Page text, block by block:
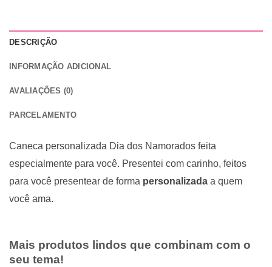
DESCRIÇÃO
INFORMAÇÃO ADICIONAL
AVALIAÇÕES (0)
PARCELAMENTO
Caneca personalizada Dia dos Namorados feita
especialmente para você. Presentei com carinho, feitos
para você presentear de forma personalizada a quem
você ama.
Mais produtos lindos que combinam com o
seu tema!